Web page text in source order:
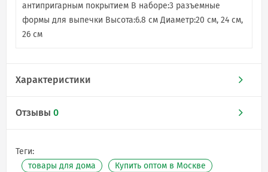
антипригарным покрытием В наборе:3 разъемные
формы для выпечки Высота:6.8 см Диаметр:20 см, 24 см,
26 см
Характеристики
Отзывы 0
Теги:
товары для дома
Купить оптом в Москве